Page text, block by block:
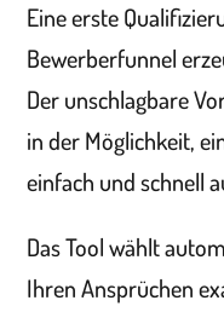
Eine erste
Bewerberfunnel
Der unschlagbare
in der Möglichkeit,
einfach und schnell
Das Tool wählt
Ihren Ansprüchen